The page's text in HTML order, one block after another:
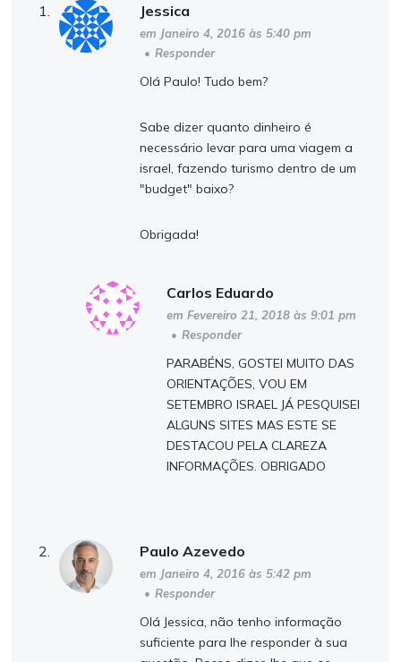
Jessica
em Janeiro 4, 2016 às 5:40 pm
• Responder
Olá Paulo! Tudo bem?
Sabe dizer quanto dinheiro é
necessário levar para uma viagem a
israel, fazendo turismo dentro de um
"budget" baixo?
Obrigada!
Carlos Eduardo
em Fevereiro 21, 2018 às 9:01 pm
• Responder
PARABÉNS, GOSTEI MUITO DAS
ORIENTAÇÕES, VOU EM
SETEMBRO ISRAEL JÁ PESQUISEI
ALGUNS SITES MAS ESTE SE
DESTACOU PELA CLAREZA
INFORMAÇÕES. OBRIGADO
Paulo Azevedo
em Janeiro 4, 2016 às 5:42 pm
• Responder
Olá Jessica, não tenho informação
suficiente para lhe responder à sua